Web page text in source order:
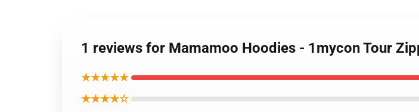
1 reviews for Mamamoo Hoodies - 1mycon Tour
★★★★★
★★★★☆